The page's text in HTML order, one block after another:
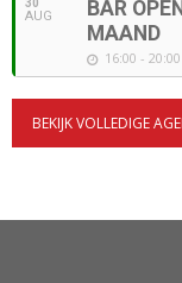
30
AUG
BAR
MAAND
16:00 - 20:00
BEKIJK VOLLEDIGE